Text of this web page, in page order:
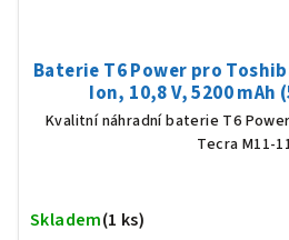
Baterie T6 Power pro
Ion, 10,8 V, 5200 mAh
Kvalitní náhradní baterie T6
Tecra M11-
Skladem(1 ks)